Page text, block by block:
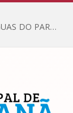
VEREADORES SE REUNÉM COM EMPRESA ÁGUAS DO PARÁ, PARA APRESENTAR REIVINDICAÇÕES E MELHORIAS NA QUALIDADE DOS SERVIÇOS OFERECIDOS Á POPULAÇÃO.